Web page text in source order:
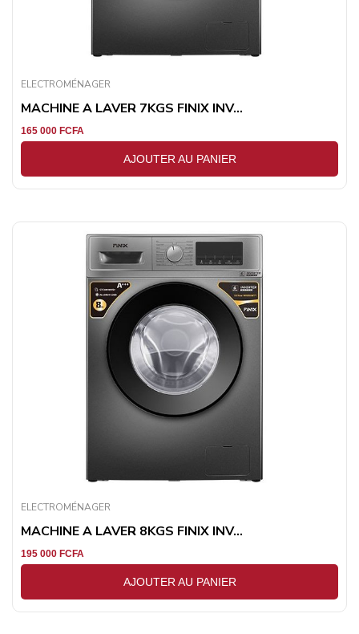
ELECTROMÉNAGER
MACHINE A LAVER 7KGS FINIX INV...
165 000 FCFA
AJOUTER AU PANIER
ELECTROMÉNAGER
MACHINE A LAVER 8KGS FINIX INV...
195 000 FCFA
AJOUTER AU PANIER